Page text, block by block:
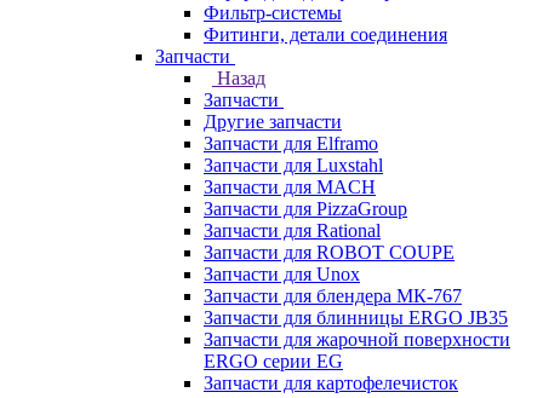
Фильтр-системы
Фитинги, детали соединения
Запчасти
Назад
Запчасти
Другие запчасти
Запчасти для Elframo
Запчасти для Luxstahl
Запчасти для MACH
Запчасти для PizzaGroup
Запчасти для Rational
Запчасти для ROBOT COUPE
Запчасти для Unox
Запчасти для блендера МК-767
Запчасти для блинницы ERGO JB35
Запчасти для жарочной поверхности
ERGO серии EG
Запчасти для картофелечисток